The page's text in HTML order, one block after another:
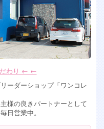
店！ チワプー&マルシーズ
ドル女の子入店！
！
わり ← ←
ーダーショップ「ワンコレ
様の良きパートナーとして
日営業中。